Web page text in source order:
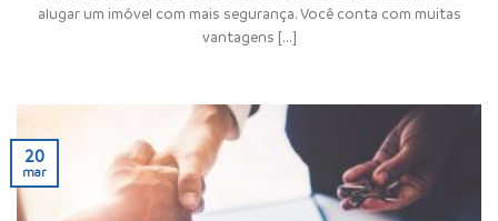
alugar um imóvel com mais segurança. Você conta com muitas
vantagens [...]
20
mar